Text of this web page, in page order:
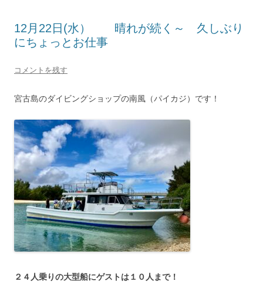
12月22日(水） 晴れが続く～ 久しぶり
にちょっとお仕事
コメントを残す
宮古島のダイビングショップの南風（パイカジ）です！
２４人乗りの大型船にゲストは１０人まで！